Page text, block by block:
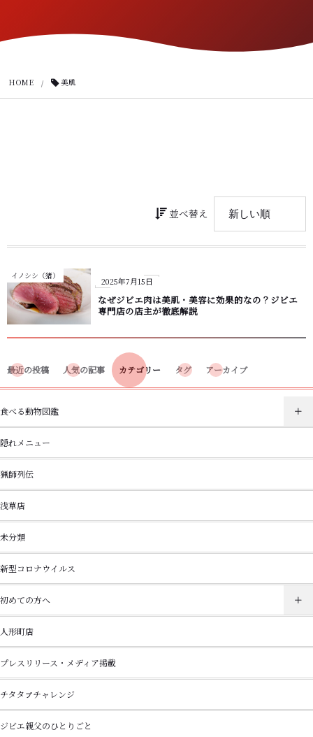
HOME 美肌
並べ替え
イノシシ（猪）
2025年7月15日
なぜジビエ肉は美肌・美容に効果的なの？ジビエ
専門店の店主が徹底解説
最近の投稿 人気の記事 カテゴリー タグ アーカイブ
食べる動物図鑑
隠れメニュー
猟師列伝
浅草店
未分類
新型コロナウイルス
初めての方へ
人形町店
プレスリリース・メディア掲載
チタタㇷ゚チャレンジ
ジビエ親父のひとりごと